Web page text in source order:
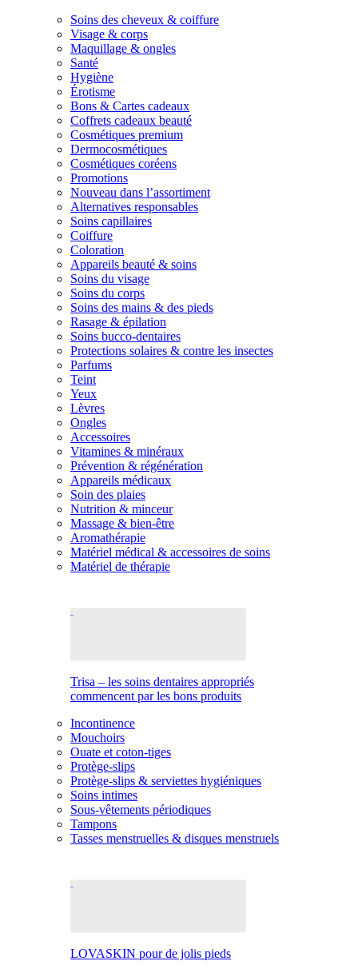
Soins des cheveux & coiffure
Visage & corps
Maquillage & ongles
Santé
Hygiène
Érotisme
Bons & Cartes cadeaux
Coffrets cadeaux beauté
Cosmétiques premium
Dermocosmétiques
Cosmétiques coréens
Promotions
Nouveau dans l’assortiment
Alternatives responsables
Soins capillaires
Coiffure
Coloration
Appareils beauté & soins
Soins du visage
Soins du corps
Soins des mains & des pieds
Rasage & épilation
Soins bucco-dentaires
Protections solaires & contre les insectes
Parfums
Teint
Yeux
Lèvres
Ongles
Accessoires
Vitamines & minéraux
Prévention & régénération
Appareils médicaux
Soin des plaies
Nutrition & minceur
Massage & bien-être
Aromathérapie
Matériel médical & accessoires de soins
Matériel de thérapie
Trisa – les soins dentaires appropriés
commencent par les bons produits
Incontinence
Mouchoirs
Ouate et coton-tiges
Protège-slips
Protège-slips & serviettes hygiéniques
Soins intimes
Sous-vêtements périodiques
Tampons
Tasses menstruelles & disques menstruels
LOVASKIN pour de jolis pieds